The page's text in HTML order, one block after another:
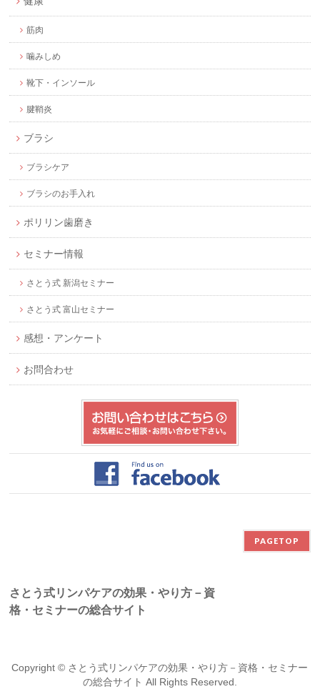
筋肉
噛みしめ
靴下・インソール
腱鞘炎
ブラシ
ブラシケア
ブラシのお手入れ
ポリリン歯磨き
セミナー情報
さとう式 新潟セミナー
さとう式 富山セミナー
感想・アンケート
お問合わせ
PAGETOP
さとう式リンパケアの効果・やり方－資
格・セミナーの総合サイト
Copyright © さとう式リンパケアの効果・やり方－資格・セミナー
の総合サイト All Rights Reserved.